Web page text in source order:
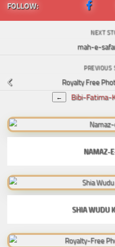
FOLLOW:
NEXT
mah-e-
PREVIOUS
Royalty Free
← Bibi-Fatima-
NAMAZ-
SHIA WUDU